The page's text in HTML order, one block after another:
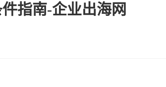
指南-企业出海网